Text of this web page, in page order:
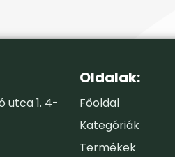
utca 1. 4-
Oldalak:
Főoldal
Kategóriák
Termékek